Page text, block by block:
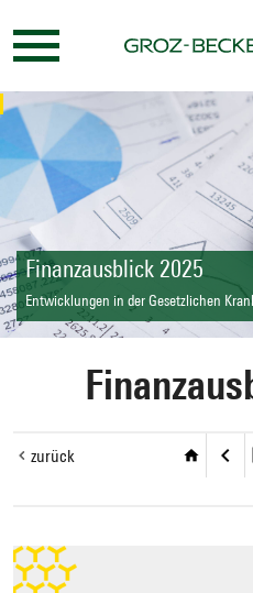
Finanzausblick 2025
Entwicklungen in der Gesetzlichen
zurück
auswählen